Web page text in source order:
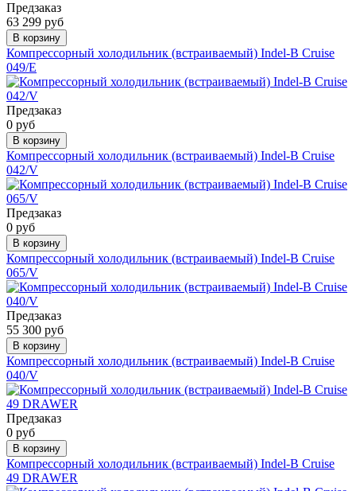
Предзаказ
63 299 руб
В корзину
Компрессорный холодильник (встраиваемый) Indel-B Cruise
049/E
Предзаказ
0 руб
В корзину
Компрессорный холодильник (встраиваемый) Indel-B Cruise
042/V
Предзаказ
0 руб
В корзину
Компрессорный холодильник (встраиваемый) Indel-B Cruise
065/V
Предзаказ
55 300 руб
В корзину
Компрессорный холодильник (встраиваемый) Indel-B Cruise
040/V
Предзаказ
0 руб
В корзину
Компрессорный холодильник (встраиваемый) Indel-B Cruise
49 DRAWER